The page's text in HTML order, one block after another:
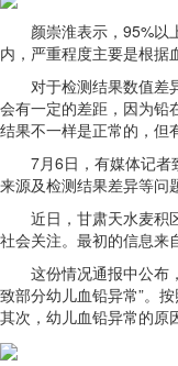
颜崇淮表示，95%以
内，严重程度主要是根据
对于检测结果数值差
会有一定的差距，因为铅
结果不一样是正常的，但
7月6日，有媒体记者
来源及检测结果差异等问
近日，甘肃天水麦积
社会关注。最初的信息来
这份情况通报中公布，
致部分幼儿血铅异常”。
其次，幼儿血铅异常的原